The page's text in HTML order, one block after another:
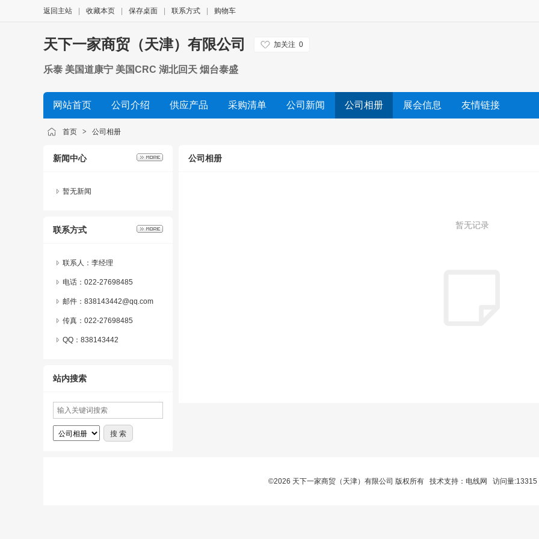
返回主站 收藏本页 保存桌面 联系方式 购物车
天下一家商贸（天津）有限公司 加关注 0
乐泰 美国道康宁 美国CRC 湖北回天 烟台泰盛
网站首页 公司介绍 供应产品 采购清单 公司新闻 公司相册 展会信息 友情链接
首页 > 公司相册
新闻中心
暂无新闻
联系方式
联系人：李经理
电话：022-27698485
邮件：838143442@qq.com
传真：022-27698485
QQ： 838143442
站内搜索
公司相册
暂无记录
©2026 天下一家商贸（天津）有限公司 版权所有 技术支持： 电线网 访问量